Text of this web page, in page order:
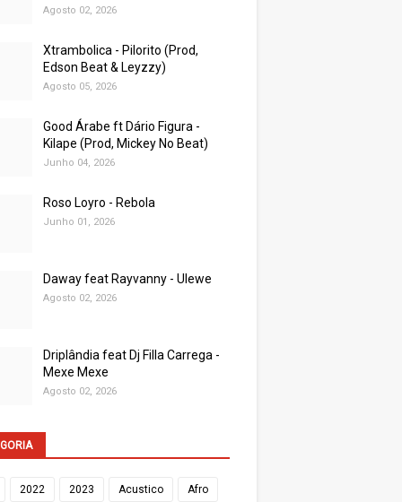
Agosto 02, 2026
Xtrambolica - Pilorito (Prod,
Edson Beat & Leyzzy)
Agosto 05, 2026
Good Árabe ft Dário Figura -
Kilape (Prod, Mickey No Beat)
Junho 04, 2026
Roso Loyro - Rebola
Junho 01, 2026
Daway feat Rayvanny - Ulewe
Agosto 02, 2026
Driplândia feat Dj Filla Carrega -
Mexe Mexe
Agosto 02, 2026
2022 2023 Acustico Afro